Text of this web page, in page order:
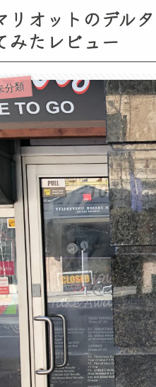
リオットのデル
みたレビュー
分類